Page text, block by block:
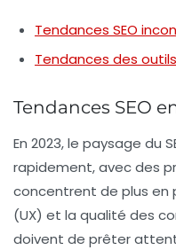
Tendances SEO
Tendances des outils
Tendances SEO
En 2023, le paysage du
rapidement, avec des
concentrent de plus en
(UX) et la qualité des
doivent de prêter